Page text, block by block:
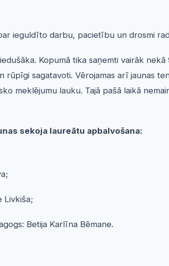
ieguldīto darbu, pacietību un drosmi
Kopumā tika saņemti vairāk nekā
sagatavoti. Vērojamas arī jaunas
meklējumu lauku. Tajā pašā laikā
sekoja laureātu apbalvošana:
Livkiša;
Betija Karlīna Bēmane.